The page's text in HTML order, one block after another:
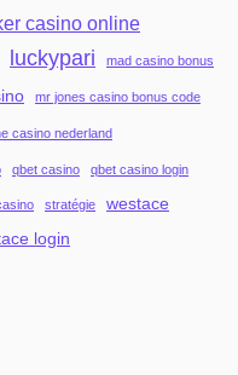
casino online
luckypari mad casino bonus
mr jones casino bonus code
casino nederland
qbet casino qbet casino login
stratégie
westace
login